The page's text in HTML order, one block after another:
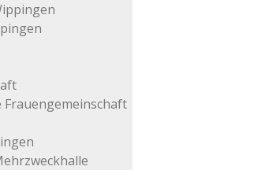
Frauengemeinschaft